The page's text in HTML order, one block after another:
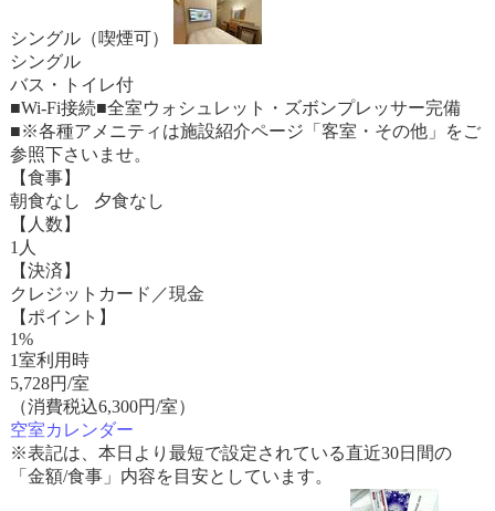
シングル（喫煙可）
シングル
バス・トイレ付
■Wi-Fi接続■全室ウォシュレット・ズボンプレッサー完備
■※各種アメニティは施設紹介ページ「客室・その他」をご
参照下さいませ。
【食事】
朝食なし 夕食なし
【人数】
1人
【決済】
クレジットカード／現金
【ポイント】
1%
1室利用時
5,728円/室
（消費税込6,300円/室）
空室カレンダー
※表記は、本日より最短で設定されている直近30日間の
「金額/食事」内容を目安としています。